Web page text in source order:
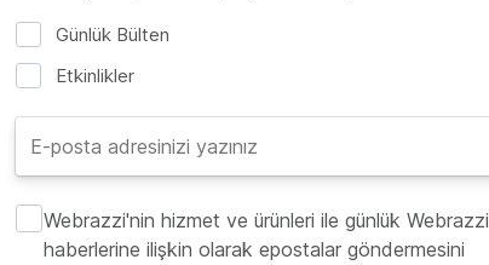
Günlük Bülten
Etkinlikler
Webrazzi'nin hizmet ve ürünleri ile günlük Webrazzi
haberlerine ilişkin olarak epostalar göndermesini